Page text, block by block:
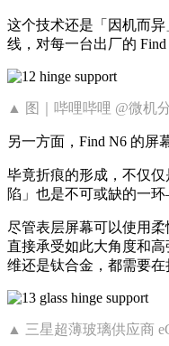
这个技术还是「因机而
线，对每一台出厂的
▲ 图｜哔哩哔哩 @微机
另一方面，Find N6 的屏
毕竟折痕的形成，不仅
陷」也是不可或缺的一
尽管表层屏幕可以使用
直接承受如此大角度和
维还是钛合金，都需要在
▲ 三星超薄玻璃供应商